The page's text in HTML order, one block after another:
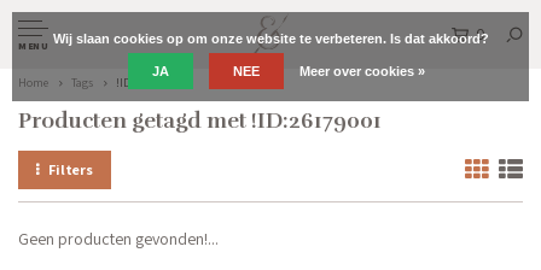
MENU
0
Home Tags !ID:26179001
Producten getagd met !ID:26179001
Filters
Geen producten gevonden!...
Wij slaan cookies op om onze website te verbeteren. Is dat akkoord?
JA NEE Meer over cookies »